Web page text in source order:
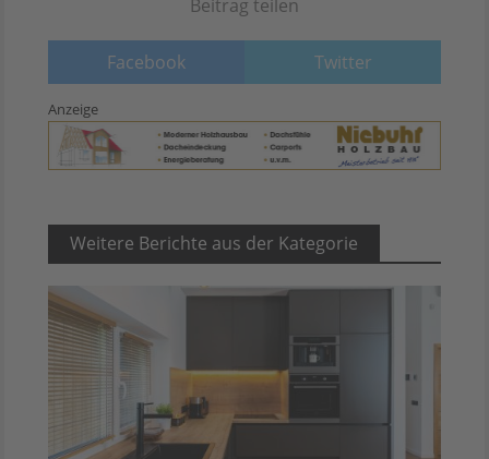
Beitrag teilen
Facebook Twitter
Anzeige
Weitere Berichte aus der Kategorie